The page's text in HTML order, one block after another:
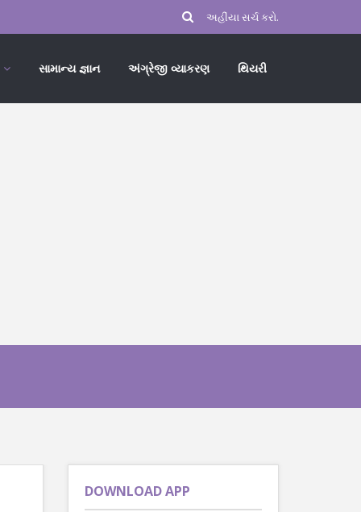
સામાન્ય જ્ઞાન અંગ્રેજી વ્યાકરણ થિયરી
DOWNLOAD APP